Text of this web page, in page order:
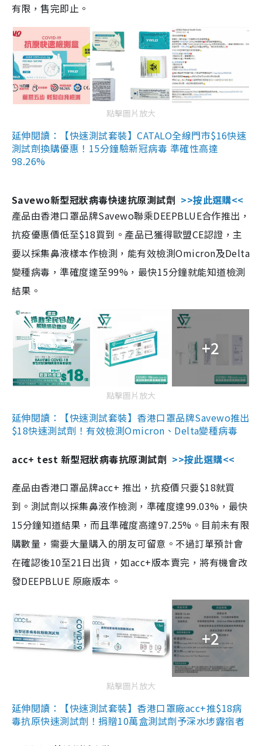
有限，售完即止。
點擊圖片放大
延伸閱讀：【快速測試套裝】CATALO全線門市$16快速
測試劑換購優惠！15分鐘驗新冠病毒 準確性高達
98.26%
Savewo新型冠狀病毒快速抗原測試劑 >>按此選購<<
產品由香港口罩品牌Savewo聯乘DEEPBLUE合作推出，
抗疫優惠價低至$18買到。產品已獲得歐盟CE認證，主
要以採集鼻液樣本作檢測，能有效檢測Omicron及Delta
變種病毒，準確度達至99%，最快15分鐘就能知道檢測
結果。
+2
點擊圖片放大
延伸閱讀：【快速測試套裝】香港口罩品牌Savewo推出
$18快速測試劑！有效檢測Omicron、Delta變種病毒
acc+ test 新型冠狀病毒抗原測試劑 >>按此選購<<
產品由香港口罩品牌acc+ 推出，抗疫價只要$18就買
到。測試劑以採集鼻液作檢測，準確度達99.03%，最快
15分鐘知道結果，而且準確度高達97.25%。目前未有限
購數量，需要大量購入的朋友可留意。不過訂單預計會
在確認後10至21日出貨，如acc+版本賣完，將有機會改
發DEEPBLUE 原廠版本。
+2
點擊圖片放大
延伸閱讀：【快速測試套裝】香港口罩廠acc+推$18病
毒抗原快速測試劑！捐贈10萬盒測試劑予深水埗露宿者